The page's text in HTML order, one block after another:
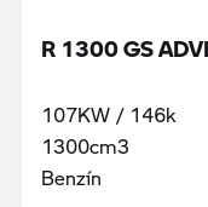
R 1300 GS
107KW / 146k
1300cm3
Benzín